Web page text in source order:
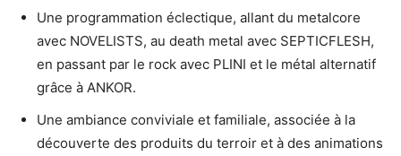
Une programmation éclectique, allant du metalcore
avec NOVELISTS, au death metal avec SEPTICFLESH,
en passant par le rock avec PLINI et le métal alternatif
grâce à ANKOR.
Une ambiance conviviale et familiale, associée à la
découverte des produits du terroir et à des animations